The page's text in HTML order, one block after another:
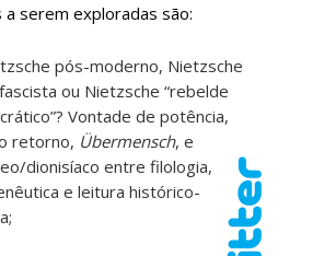
serem exploradas são:
pós-moderno, Nietzsche
ou Nietzsche “rebelde
Vontade de potência,
retorno, Übermensch, e
dionisíaco entre filologia,
e leitura histórico-